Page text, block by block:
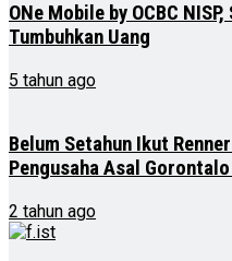
ONe Mobile by OCBC
Tumbuhkan Uang
5 tahun ago
Belum Setahun Ikut
Pengusaha Asal
2 tahun ago